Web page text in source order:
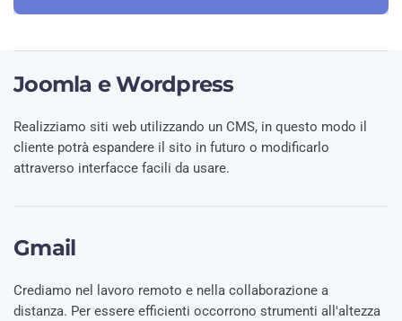
Joomla e Wordpress
Realizziamo siti web utilizzando un CMS, in questo modo il
cliente potrà espandere il sito in futuro o modificarlo
attraverso interfacce facili da usare.
Gmail
Crediamo nel lavoro remoto e nella collaborazione a
distanza. Per essere efficienti occorrono strumenti all'altezza